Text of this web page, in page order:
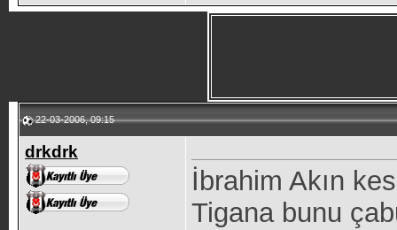
22-03-2006, 09:15
drkdrk
İbrahim Akın
Tigana bunu